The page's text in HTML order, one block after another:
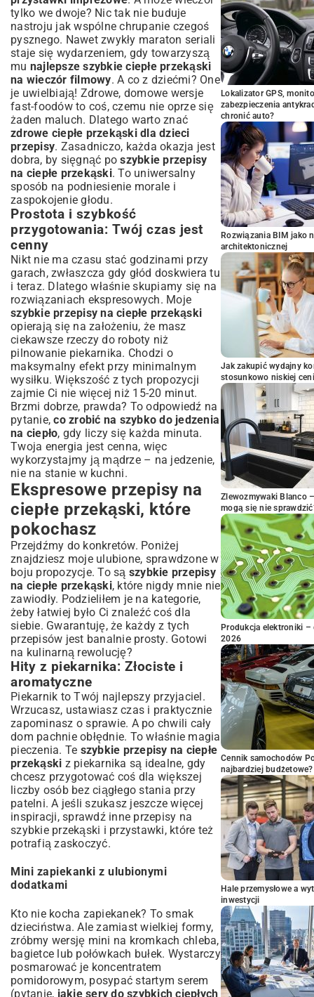
tylko we dwoje? Nic tak nie buduje
nastroju jak wspólne chrupanie czegoś
pysznego. Nawet zwykły maraton seriali
staje się wydarzeniem, gdy towarzyszą
mu najlepsze szybkie ciepłe przekąski
na wieczór filmowy. A co z dziećmi? One
je uwielbiają! Zdrowe, domowe wersje
fast-foodów to coś, czemu nie oprze się
żaden maluch. Dlatego warto znać
zdrowe ciepłe przekąski dla dzieci
przepisy. Zasadniczo, każda okazja jest
dobra, by sięgnąć poszybkie przepisy
na ciepłe przekąski. To uniwersalny
sposób na podniesienie morale i
zaspokojenie głodu.
Prostota i szybkość
przygotowania: Twój czas jest
cenny
Nikt nie ma czasu stać godzinami przy
garach, zwłaszcza gdy głód doskwiera tu
i teraz. Dlatego właśnie skupiamy się na
rozwiązaniach ekspresowych. Moje
szybkie przepisy na ciepłe przekąski
opierają się na założeniu, że masz
ciekawsze rzeczy do roboty niż
pilnowanie piekarnika. Chodzi o
maksymalny efekt przy minimalnym
wysiłku. Większość z tych propozycji
zajmie Ci nie więcej niż 15-20 minut.
Brzmi dobrze, prawda? To odpowiedź na
pytanie,co zrobić na szybko do jedzenia
na ciepło, gdy liczy się każda minuta.
Twoja energia jest cenna, więc
wykorzystajmy ją mądrze – na jedzenie,
nie na stanie w kuchni.
Ekspresowe przepisy na
ciepłe przekąski, które
pokochasz
Przejdźmy do konkretów. Poniżej
znajdziesz moje ulubione, sprawdzone w
boju propozycje. To są szybkie przepisy
na ciepłe przekąski, które nigdy mnie nie
zawiodły. Podzieliłem je na kategorie,
żeby łatwiej było Ci znaleźć coś dla
siebie. Gwarantuję, że każdy z tych
przepisów jest banalnie prosty. Gotowi
na kulinarną rewolucję?
Hity z piekarnika: Złociste i
aromatyczne
Piekarnik to Twój najlepszy przyjaciel.
Wrzucasz, ustawiasz czas i praktycznie
zapominasz o sprawie. A po chwili cały
dom pachnie obłędnie. To właśnie magia
pieczenia. Te szybkie przepisy na ciepłe
przekąski z piekarnika są idealne, gdy
chcesz przygotować coś dla większej
liczby osób bez ciągłego stania przy
patelni. A jeśli szukasz jeszcze więcej
inspiracji, sprawdź inne przepisy na
szybkie przekąski i przystawki, które też
potrafią zaskoczyć.
Mini zapiekanki z ulubionymi
dodatkami
Kto nie kocha zapiekanek? To smak
dzieciństwa. Ale zamiast wielkiej formy,
zróbmy wersję mini na kromkach chleba,
bagietce lub połówkach bułek. Wystarczy
posmarować je koncentratem
pomidorowym, posypać startym serem
(pytanie, jakie sery do szybkich ciepłych
Lokalizator GPS,
zabezpieczenia
chronić auto?
Rozwiązania BIM jako
architektonicznej
Jak zakupić wydajny
stosunkowo niskiej
Zlewozmywaki Blanco
mogą się nie
Produkcja elektroniki –
2026
Cennik samochodów
najbardziej budżetowe?
Hale przemysłowe a
inwestycji